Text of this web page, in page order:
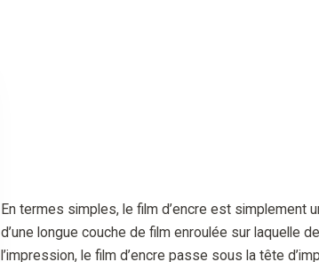
En termes simples, le film d’encre est simplement
d’une longue couche de film enroulée sur laquelle
l’impression, le film d’encre passe sous la tête